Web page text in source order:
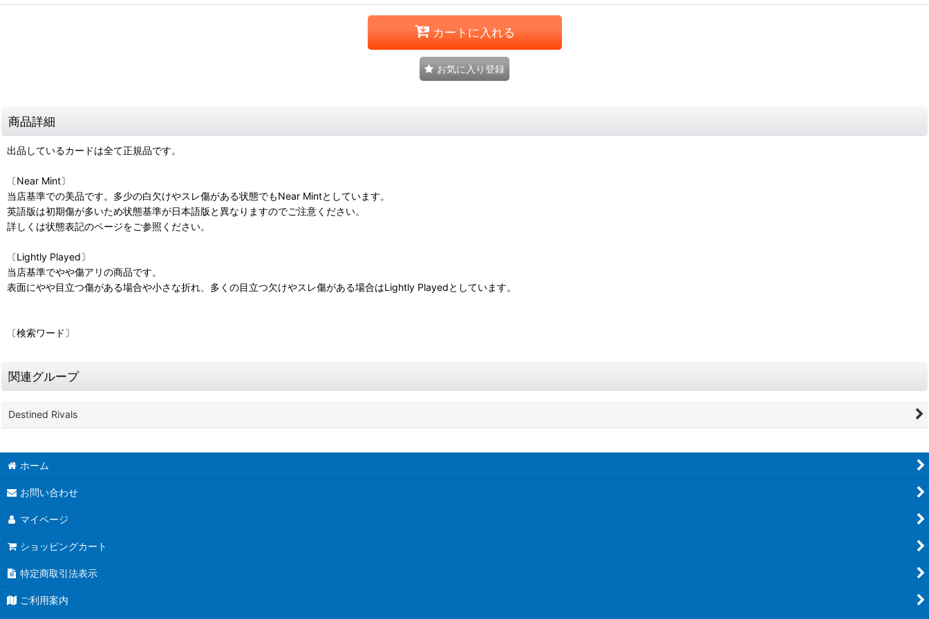
カートに入れる
お気に入り登録
商品詳細
出品しているカードは全て正規品です。
〔Near Mint〕
当店基準での美品です。多少の白欠けやスレ傷がある状態でもNear Mintとしています。
英語版は初期傷が多いため状態基準が日本語版と異なりますのでご注意ください。
詳しくは状態表記のページをご参照ください。
〔Lightly Played〕
当店基準でやや傷アリの商品です。
表面にやや目立つ傷がある場合や小さな折れ、多くの目立つ欠けやスレ傷がある場合はLightly Playedとしています。
〔検索ワード〕
関連グループ
Destined Rivals
ホーム
お問い合わせ
マイページ
ショッピングカート
特定商取引法表示
ご利用案内